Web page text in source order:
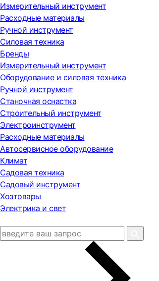
Измерительный инструмент
Расходные материалы
Ручной инструмент
Силовая техника
Бренды
Измерительный инструмент
Оборудование и силовая техника
Ручной инструмент
Станочная оснастка
Строительный инструмент
Электроинструмент
Расходные материалы
Автосервисное оборудование
Климат
Садовая техника
Садовый инструмент
Хозтовары
Электрика и свет